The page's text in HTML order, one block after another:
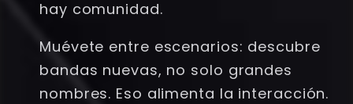
hay comunidad.
Muévete entre escenarios: descubre
bandas nuevas, no solo grandes
nombres. Eso alimenta la interacción.